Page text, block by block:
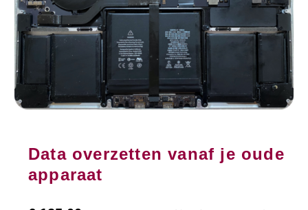
Data overzetten vanaf je oude
apparaat